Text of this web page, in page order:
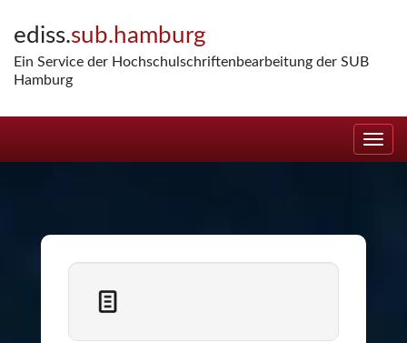
navigation
ediss.sub.hamburg
Ein Service der Hochschulschriftenbearbeitung der SUB
Hamburg